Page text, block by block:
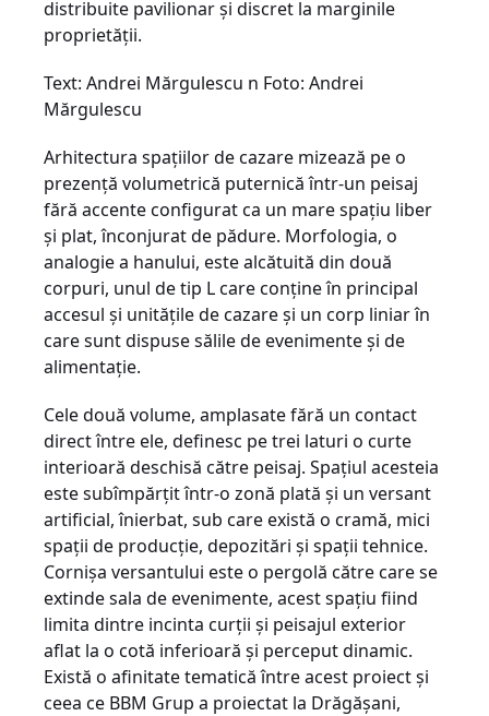
distribuite pavilionar şi discret la marginile
proprietăţii.
Text: Andrei Mărgulescu n Foto: Andrei
Mărgulescu
Arhitectura spaţiilor de cazare mizează pe o
prezenţă volumetrică puternică într-un peisaj
fără accente configurat ca un mare spaţiu liber
şi plat, înconjurat de pădure. Morfologia, o
analogie a hanului, este alcătuită din două
corpuri, unul de tip L care conţine în principal
accesul şi unităţile de cazare şi un corp liniar în
care sunt dispuse sălile de evenimente şi de
alimentaţie.
Cele două volume, amplasate fără un contact
direct între ele, definesc pe trei laturi o curte
interioară deschisă către peisaj. Spaţiul acesteia
este subîmpărţit într-o zonă plată şi un versant
artificial, înierbat, sub care există o cramă, mici
spaţii de producţie, depozitări şi spaţii tehnice.
Cornişa versantului este o pergolă către care se
extinde sala de evenimente, acest spaţiu fiind
limita dintre incinta curţii şi peisajul exterior
aflat la o cotă inferioară şi perceput dinamic.
Există o afinitate tematică între acest proiect şi
ceea ce BBM Grup a proiectat la Drăgăşani,